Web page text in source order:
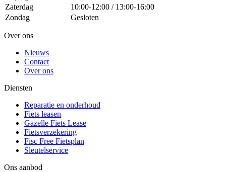
Zaterdag
10:00-12:00 / 13:00-16:00
Zondag
Gesloten
Over ons
Nieuws
Contact
Over ons
Diensten
Reparatie en onderhoud
Fiets leasen
Gazelle Fiets Lease
Fietsverzekering
Fisc Free Fietsplan
Sleutelservice
Ons aanbod